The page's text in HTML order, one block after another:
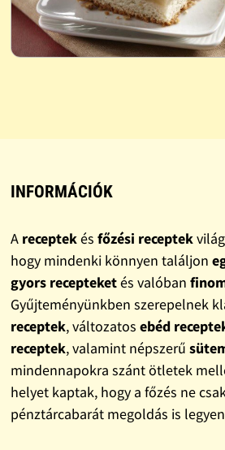
INFORMÁCIÓK
A receptekés főzési receptek
hogy mindenki könnyen találjon
gyors recepteketés valóban
Gyűjteményünkben szerepelnek
receptek, változatos ebéd
receptek, valamint népszerű
mindennapokra szánt ötletek
helyet kaptak, hogy a főzés ne
pénztárcabarát megoldás is